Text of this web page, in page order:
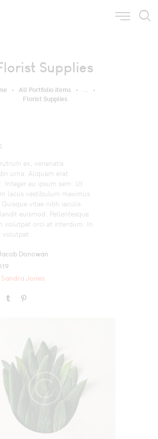
Supplies
All Portfolio items
...
Florist Supplies
ex, venenatis
urna. Aliquam erat
Integer eu ipsum sem. Ut
lacus vestibulum maximus
vitae nibh iaculis
euismod. Pellentesque
volutpat orci at interdum. In
volutpat.
Donowan
Sandra Jones